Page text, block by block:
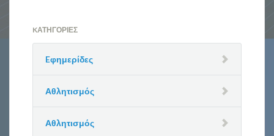
KΑΤΗΓΟΡΊΕΣ
Eφημερίδες
Αθλητισμός
Αθλητισμός